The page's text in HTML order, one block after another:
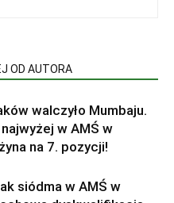
OD AUTORA
walczyło Mumbaju.
w AMŚ w
na 7. pozycji!
siódma w AMŚ w